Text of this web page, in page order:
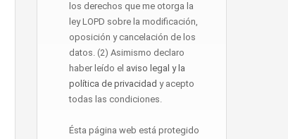
los derechos que me otorga la
ley LOPD sobre la modificación,
oposición y cancelación de los
datos. (2) Asimismo declaro
haber leído el aviso legal y la
política de privacidad y acepto
todas las condiciones.
Ésta página web está protegido